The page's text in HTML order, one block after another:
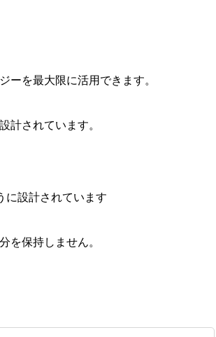
を最大限に活用できます。
されています。
に設計されています
を保持しません。